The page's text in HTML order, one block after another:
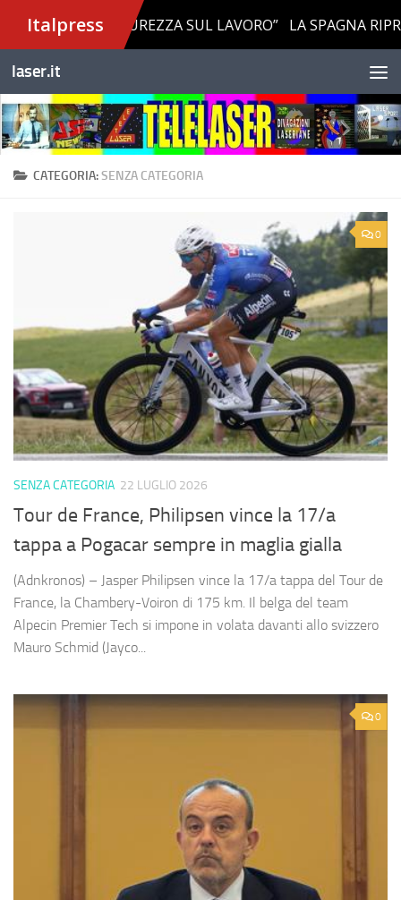
Salta al contenuto
laser.it
CATEGORIA:SENZA CATEGORIA
0
SENZA CATEGORIA 22 LUGLIO 2026
Tour de France, Philipsen vince la 17/a
tappa a Pogacar sempre in maglia gialla
(Adnkronos) – Jasper Philipsen vince la 17/a tappa del Tour de
France, la Chambery-Voiron di 175 km. Il belga del team
Alpecin Premier Tech si impone in volata davanti allo svizzero
Mauro Schmid (Jayco...
0